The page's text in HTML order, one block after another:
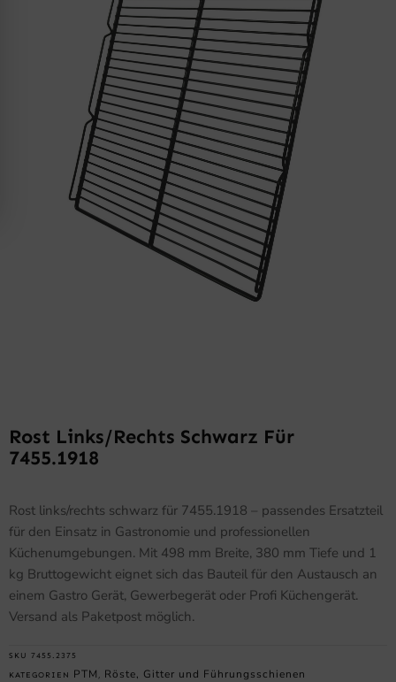
Rost Links/rechts Schwarz Für
7455.1918
Rost links/rechts schwarz für 7455.1918 – passendes Ersatzteil
für den Einsatz in Gastronomie und professionellen
Küchenumgebungen. Mit 498 mm Breite, 380 mm Tiefe und 1
kg Bruttogewicht eignet sich das Bauteil für den Austausch an
einem Gastro Gerät, Gewerbegerät oder Profi Küchengerät.
Versand als Paketpost möglich.
SKU 7455.2375
KATEGORIEN PTM Röste, Gitter und Führungsschienen